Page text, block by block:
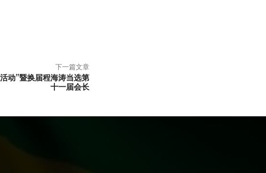
下一篇文章
动”暨换届程海涛当选第
十一届会长